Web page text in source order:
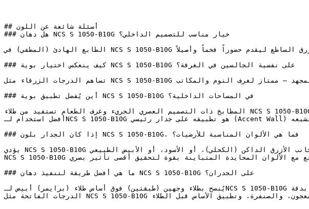
## أسئلة شائعة عن اللون
### هل دهان NCS S 1050-B10G خيار مناسب للتصميم الداخلي؟
الطابع الهادئ (المطفي) في NCS S 1050-B10G يمنحه جودة خالدة — يتجاوز صيحات الأزرق الساطع ليقدم حضوراً فخماً وأصيلاً.
### كيف ينعكس اختيار بوية NCS S 1050-B10G على نفسية الجالسين في الغرفة؟
تساهم الدرجات الزرقاء مثل NCS S 1050-B10G في خفض التوتر الجسدي وإبطاء وتيرة التفكير المجهد — ممتاز لغرف النوم والمكاتب.
### أين يُفضل تطبيق بوية NCS S 1050-B10G في المساحات الداخلية؟
المطابخ ذات التصميم العصري الجريء وغرف الطعام تستفيد من طلاء NCS S 1050-B10G على الخزائن السفلية أو جزيرة المطبخ.
أفضل استخدام لـNCS S 1050-B10G هو تطبيقه على جدار رئيسي (Accent Wall) أو على سطح محدد لإبراز قوة لونه وتشبعه.
### إذا كان الجدار بلون NCS S 1050-B10G، فما هي الألوان المناسبة للأرضيات؟
يؤدي NCS S 1050-B10G دوره بقوة في التصاميم الداخلية ذات التباين العالي إلى جانب الأزرق الداكن (الكحلي)، أو الأسود، أو الأبيض الطبيعي.
NCS S 1050-B10G هو لون مشبع وعالي الكثافة، يتناسق بشكل رائع مع الألوان المحايدة المتباينة بقوة لتحقيق أقصى تأثير بصري.
### ما هي أفضل طريقة لتنفيذ دهان NCS S 1050-B10G على الجدران؟
يُنصح بطلاء وجهين (طبقتين) فوق أساس طلاء (برايمر) أبيض لـNCS S 1050-B10G لضمان تغطية متساوية وإبراز درجة اللون بدقة.
الدرجات الفاتحة مثل NCS S 1050-B10G تتطلب تجهيزاً سليماً للسطح — معالجة التشققات بالمعجون، والصنفرة، وتطبيق الأساس قبل الطلاء.